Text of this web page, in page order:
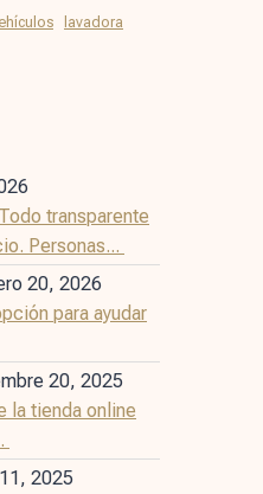
lavadora
transparente
Personas...
20, 2026
para ayudar
20, 2025
la tienda online
2025